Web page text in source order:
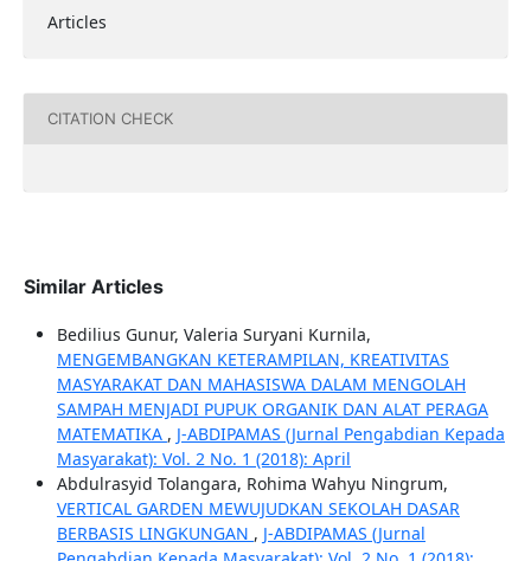
Articles
CITATION CHECK
Similar Articles
Bedilius Gunur, Valeria Suryani Kurnila,
MENGEMBANGKAN KETERAMPILAN, KREATIVITAS
MASYARAKAT DAN MAHASISWA DALAM MENGOLAH
SAMPAH MENJADI PUPUK ORGANIK DAN ALAT PERAGA
MATEMATIKA , J-ABDIPAMAS (Jurnal Pengabdian Kepada
Masyarakat): Vol. 2 No. 1 (2018): April
Abdulrasyid Tolangara, Rohima Wahyu Ningrum,
VERTICAL GARDEN MEWUJUDKAN SEKOLAH DASAR
BERBASIS LINGKUNGAN , J-ABDIPAMAS (Jurnal